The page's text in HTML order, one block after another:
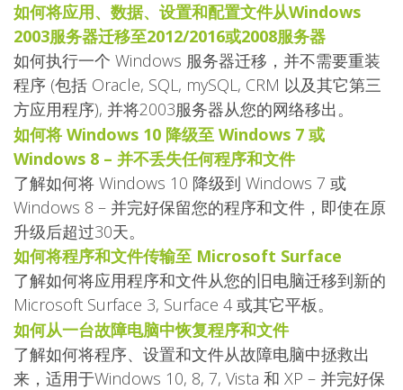
如何将应用、数据、设置和配置文件从Windows
2003服务器迁移至2012/2016或2008服务器
如何执行一个 Windows 服务器迁移，并不需要重装
程序 (包括 Oracle, SQL, mySQL, CRM 以及其它第三
方应用程序), 并将2003服务器从您的网络移出。
如何将 Windows 10 降级至 Windows 7 或
Windows 8 – 并不丢失任何程序和文件
了解如何将 Windows 10 降级到 Windows 7 或
Windows 8 – 并完好保留您的程序和文件，即使在原
升级后超过30天。
如何将程序和文件传输至 Microsoft Surface
了解如何将应用程序和文件从您的旧电脑迁移到新的
Microsoft Surface 3, Surface 4 或其它平板。
如何从一台故障电脑中恢复程序和文件
了解如何将程序、设置和文件从故障电脑中拯救出
来，适用于Windows 10, 8, 7, Vista 和 XP – 并完好保